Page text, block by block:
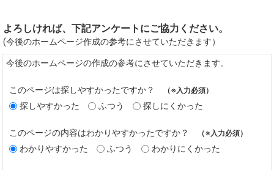
よろしければ、下記アンケートにご協力ください。
(今後のホームページ作成の参考にさせていただきます）
今後のホームページの作成の参考にさせていただきます。
このページは探しやすかったですか？ （※入力必須）
探しやすかった ふつう 探しにくかった
このページの内容はわかりやすかったですか？ （※入力必須）
わかりやすかった ふつう わかりにくかった